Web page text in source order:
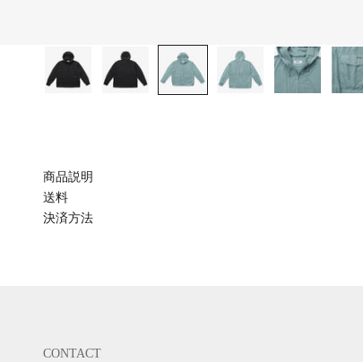
商品説明
送料
決済方法
CONTACT